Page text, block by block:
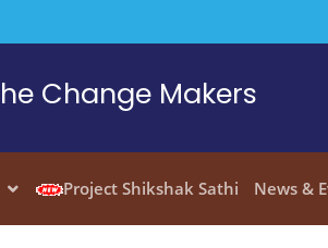
Change Makers
Project Shikshak Sathi News &